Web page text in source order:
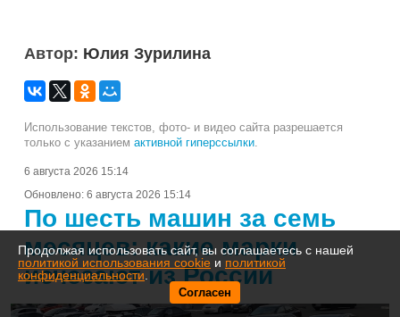
Автор: Юлия Зурилина
Использование текстов, фото- и видео сайта разрешается
только с указанием активной гиперссылки.
6 августа 2026 15:14
Обновлено: 6 августа 2026 15:14
По шесть машин за семь
месяцев: какие марки
исчезают из России
Продолжая использовать сайт, вы соглашаетесь с нашей
политикой использования cookie и политикой
конфиденциальности
Согласен